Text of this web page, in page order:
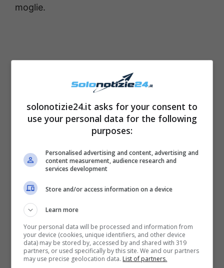
moglie.
solonotizie24.it asks for your consent to
use your personal data for the following
purposes:
Personalised advertising and content, advertising and
content measurement, audience research and
services development
Store and/or access information on a device
Learn more
Your personal data will be processed and information from
your device (cookies, unique identifiers, and other device
data) may be stored by, accessed by and shared with 319
partners, or used specifically by this site. We and our partners
may use precise geolocation data. List of partners.